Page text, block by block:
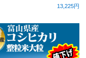
13,225円